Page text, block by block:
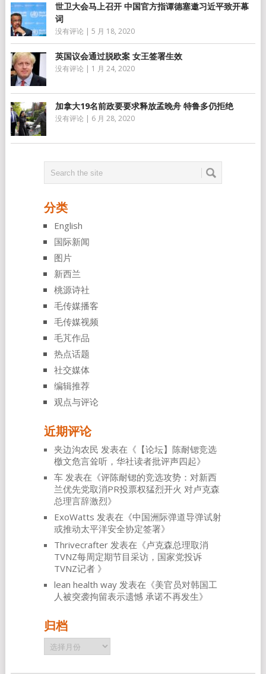
世卫大会马上召开 中国官方指谭德塞邀习近平致开幕
词
没有评论 5 月 18, 2020
英国议会通过脱欧案 女王签署生效
没有评论 1 月 24, 2020
加拿大19名前政要要求释放孟晚舟 特鲁多仍拒绝
没有评论 6 月 28, 2020
分类
English
国际新闻
图片
新西兰
桃源诗社
毛传媒播客
毛传媒视频
毛芃作品
热点话题
社交媒体
编辑推荐
观点与评论
近期评论
夹边沟农民 发表在《 【论坛】陈耐锶竞选
檄文危言耸听，华社读者批评声四起》
车发表在《评陈耐锶的竞选攻势：对新西
兰优先党取消PR投票权猛烈开火 对卢克森
总理言辞激烈》
ExoWatts 发表在《中国洲际弹道导弹试射
或推动太平洋安全协定签署》
Thrivecrafter发表在《卢克森总理取消
TVNZ每周定期节目采访，国家党投诉
TVNZ记者 》
lean health way发表在《美官员对韩国工
人被突袭拘留表示遗憾 承诺不再发生》
归档
归
档